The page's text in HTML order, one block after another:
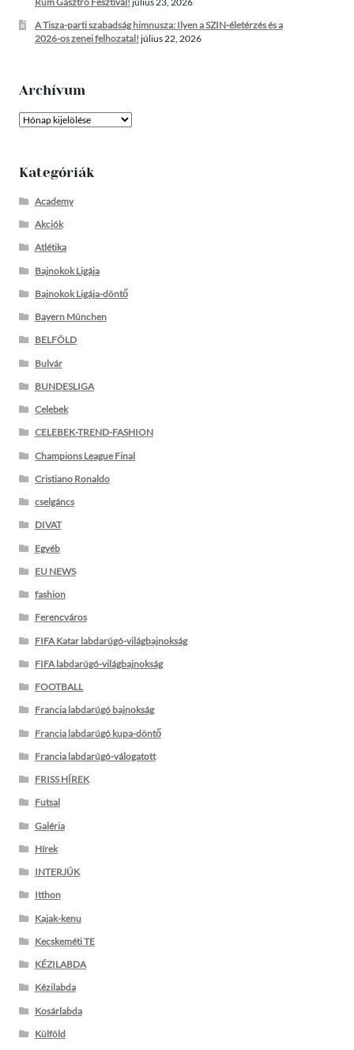
A Tisza-parti szabadság himnusza: Ilyen a SZIN-életérzés és a
2026-os zenei felhozatal! július 22, 2026
Archívum
Archívum
Kategóriák
Academy
Akciók
Atlétika
Bajnokok Ligája
Bajnokok Ligája-döntő
Bayern München
BELFÖLD
Bulvár
BUNDESLIGA
Celebek
CELEBEK-TREND-FASHION
Champions League Final
Cristiano Ronaldo
cselgáncs
DIVAT
Egyéb
EU NEWS
fashion
Ferencváros
FIFA Katar labdarúgó-világbajnokság
FIFA labdarúgó-világbajnokság
FOOTBALL
Francia labdarúgó bajnokság
Francia labdarúgó kupa-döntő
Francia labdarúgó-válogatott
FRISS HÍREK
Futsal
Galéria
Hírek
INTERJÚK
Itthon
Kajak-kenu
Kecskeméti TE
KÉZILABDA
Kézilabda
Kosárlabda
Külföld